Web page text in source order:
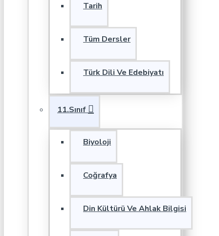
Tarih
Tüm Dersler
Türk Dili Ve Edebiyatı
11.Sınıf
Biyoloji
Coğrafya
Din Kültürü Ve Ahlak Bilgisi